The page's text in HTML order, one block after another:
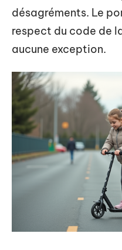
désagréments. Le
respect du code de
aucune exception.